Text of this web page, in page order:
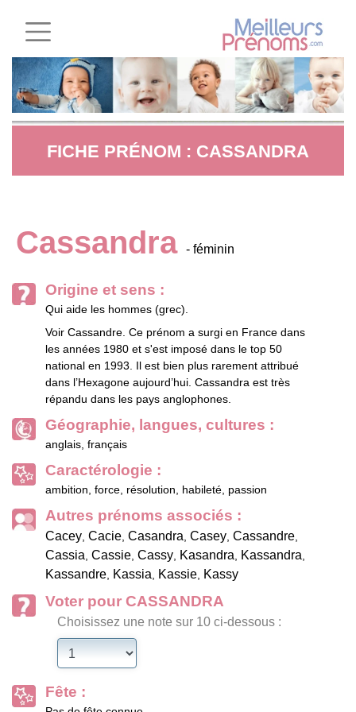
FICHE PRÉNOM : CASSANDRA
Cassandra - féminin
Origine et sens :
Qui aide les hommes (grec).
Voir Cassandre. Ce prénom a surgi en France dans
les années 1980 et s'est imposé dans le top 50
national en 1993. Il est bien plus rarement attribué
dans l’Hexagone aujourd’hui. Cassandra est très
répandu dans les pays anglophones.
Géographie, langues, cultures :
anglais, français
Caractérologie :
ambition, force, résolution, habileté, passion
Autres prénoms associés :
Cacey, Cacie, Casandra, Casey, Cassandre,
Cassia, Cassie, Cassy, Kasandra, Kassandra,
Kassandre, Kassia, Kassie, Kassy
Voter pour CASSANDRA
Choisissez une note sur 10 ci-dessous :
Fête :